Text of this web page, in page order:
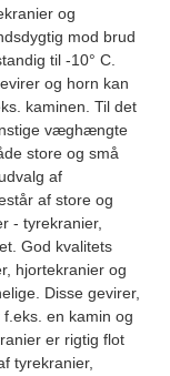
og
mod brud
til -10° C.
og horn kan
kaminen. Til det
væghængte
store og små
af
af store og
- tyrekranier,
God kvalitets
hjortekranier og
Disse gevirer,
en kamin og
er rigtig flot
tyrekranier,